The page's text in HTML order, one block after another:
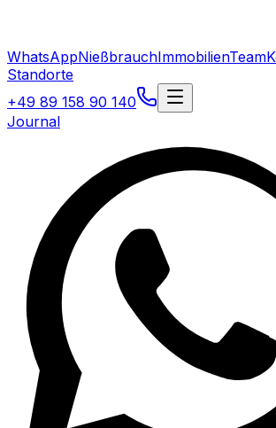
WhatsAppNießbrauchImmobilienTeam
Standorte
+49 89 158 90 140
Journal